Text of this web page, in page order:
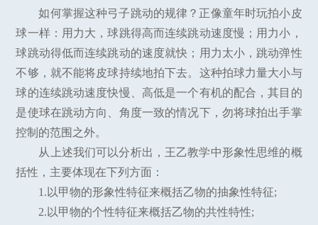
如何掌握这种弓子跳动的规律？正像童年时玩拍小皮
球一样：用力大，球跳得高而连续跳动速度慢；用力小，
球跳动得低而连续跳动的速度就快；用力太小，跳动弹性
不够，就不能将皮球持续地拍下去。这种拍球力量大小与
球的连续跳动速度快慢、高低是一个有机的配合，其目的
是使球在跳动方向、角度一致的情况下，勿将球拍出手掌
控制的范围之外。
从上述我们可以分析出，王乙教学中形象性思维的概
括性，主要体现在下列方面：
1.以甲物的形象性特征来概括乙物的抽象性特征;
2.以甲物的个性特征来概括乙物的共性特性;